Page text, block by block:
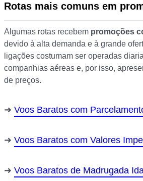
Rotas mais comuns em
Algumas rotas recebem promoções
devido à alta demanda e à grande
ligações costumam ser operadas
companhias aéreas e, por isso,
de preços.
Voos Baratos com
Voos Baratos com Valores
Voos Baratos de Madrugada